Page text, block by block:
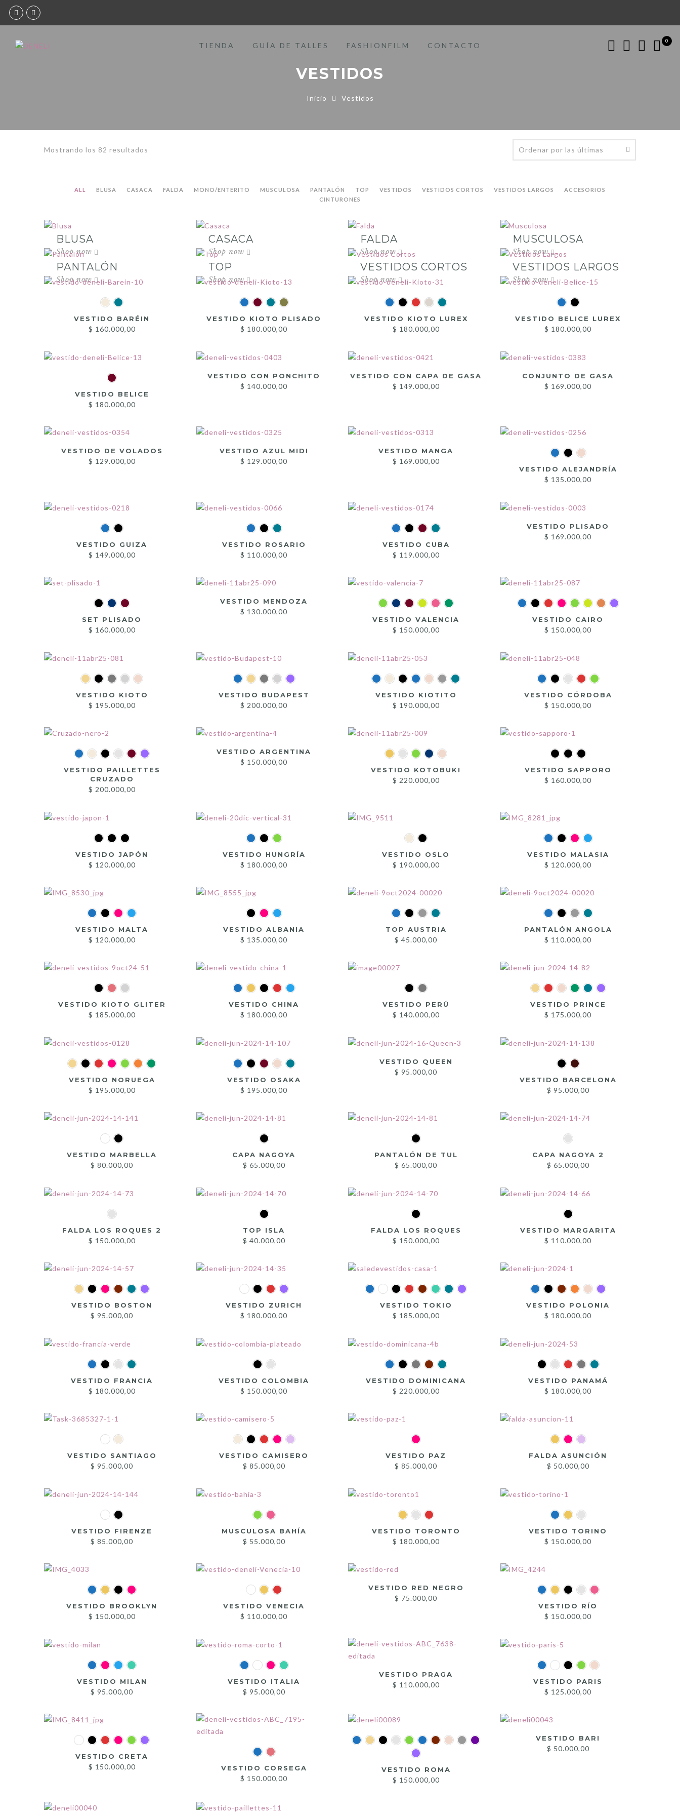
TIENDA GUÍA DE TALLES FASHIONFILM CONTACTO
0
VESTIDOS
Inicio Vestidos
Mostrando los 82 resultados
ALL BLUSA CASACA FALDA MONO/ENTERITO MUSCULOSA PANTALÓN TOP VESTIDOS VESTIDOS CORTOS VESTIDOS LARGOS
ACCESORIOS
CINTURONES
BLUSA CASACA FALDA MUSCULOSA
PANTALÓN TOP VESTIDOS CORTOS VESTIDOS LARGOS
VESTIDO BARÉIN
$ 160.000,00
VESTIDO KIOTO PLISADO
$ 180.000,00
VESTIDO KIOTO LUREX
$ 180.000,00
VESTIDO BELICE LUREX
$ 180.000,00
VESTIDO BELICE
$ 180.000,00
VESTIDO CON PONCHITO
$ 140.000,00
VESTIDO CON CAPA DE GASA
$ 149.000,00
CONJUNTO DE GASA
$ 169.000,00
VESTIDO DE VOLADOS
$ 129.000,00
VESTIDO AZUL MIDI
$ 129.000,00
VESTIDO MANGA
$ 169.000,00
VESTIDO ALEJANDRÍA
$ 135.000,00
VESTIDO GUIZA
$ 149.000,00
VESTIDO ROSARIO
$ 110.000,00
VESTIDO CUBA
$ 119.000,00
VESTIDO PLISADO
$ 169.000,00
SET PLISADO
$ 160.000,00
VESTIDO MENDOZA
$ 130.000,00
VESTIDO VALENCIA
$ 150.000,00
VESTIDO CAIRO
$ 150.000,00
VESTIDO KIOTO
$ 195.000,00
VESTIDO BUDAPEST
$ 200.000,00
VESTIDO KIOTITO
$ 190.000,00
VESTIDO CÓRDOBA
$ 150.000,00
VESTIDO PAILLETTES
CRUZADO
$ 200.000,00
VESTIDO ARGENTINA
$ 150.000,00
VESTIDO KOTOBUKI
$ 220.000,00
VESTIDO SAPPORO
$ 160.000,00
VESTIDO JAPÓN
$ 120.000,00
VESTIDO HUNGRÍA
$ 180.000,00
VESTIDO OSLO
$ 190.000,00
VESTIDO MALASIA
$ 120.000,00
VESTIDO MALTA
$ 120.000,00
VESTIDO ALBANIA
$ 135.000,00
TOP AUSTRIA
$ 45.000,00
PANTALÓN ANGOLA
$ 110.000,00
VESTIDO KIOTO GLITER
$ 185.000,00
VESTIDO CHINA
$ 180.000,00
VESTIDO PERÚ
$ 140.000,00
VESTIDO PRINCE
$ 175.000,00
VESTIDO NORUEGA
$ 195.000,00
VESTIDO OSAKA
$ 195.000,00
VESTIDO QUEEN
$ 95.000,00
VESTIDO BARCELONA
$ 95.000,00
VESTIDO MARBELLA
$ 80.000,00
CAPA NAGOYA
$ 65.000,00
PANTALÓN DE TUL
$ 65.000,00
CAPA NAGOYA 2
$ 65.000,00
FALDA LOS ROQUES 2
$ 150.000,00
TOP ISLA
$ 40.000,00
FALDA LOS ROQUES
$ 150.000,00
VESTIDO MARGARITA
$ 110.000,00
VESTIDO BOSTON
$ 95.000,00
VESTIDO ZURICH
$ 180.000,00
VESTIDO TOKIO
$ 185.000,00
VESTIDO POLONIA
$ 180.000,00
VESTIDO FRANCIA
$ 180.000,00
VESTIDO COLOMBIA
$ 150.000,00
VESTIDO DOMINICANA
$ 220.000,00
VESTIDO PANAMÁ
$ 180.000,00
VESTIDO SANTIAGO
$ 95.000,00
VESTIDO CAMISERO
$ 85.000,00
VESTIDO PAZ
$ 85.000,00
FALDA ASUNCIÓN
$ 50.000,00
VESTIDO FIRENZE
$ 85.000,00
MUSCULOSA BAHÍA
$ 55.000,00
VESTIDO TORONTO
$ 180.000,00
VESTIDO TORINO
$ 150.000,00
VESTIDO BROOKLYN
$ 150.000,00
VESTIDO VENECIA
$ 110.000,00
VESTIDO RED NEGRO
$ 75.000,00
VESTIDO RÍO
$ 150.000,00
VESTIDO MILAN
$ 95.000,00
VESTIDO ITALIA
$ 95.000,00
VESTIDO PRAGA
$ 110.000,00 VESTIDO PARIS
$ 125.000,00
VESTIDO CRETA
$ 150.000,00 VESTIDO CORSEGA
$ 150.000,00
VESTIDO ROMA
$ 150.000,00
VESTIDO BARI
$ 50.000,00